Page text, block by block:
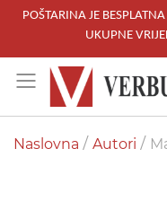
POŠTARINA JE
UKUPNE
to
Content
Naslovna Autori